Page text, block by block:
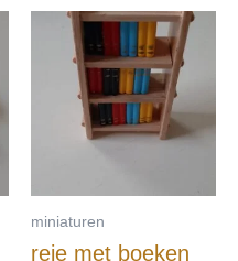
miniaturen
reje met boeken